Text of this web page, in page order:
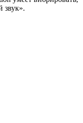
звук».